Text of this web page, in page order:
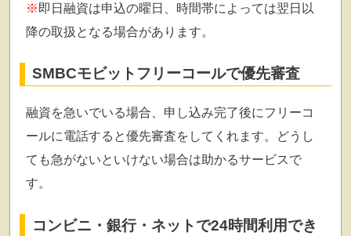
※ 即日融資は申込の曜日、時間帯によっては翌日以
降の取扱となる場合があります。
SMBCモビットフリーコールで優先審査
融資を急いでいる場合、申し込み完了後にフリーコ
ールに電話すると優先審査をしてくれます。どうし
ても急がないといけない場合は助かるサービスで
す。
コンビニ・銀行・ネットで24時間利用でき